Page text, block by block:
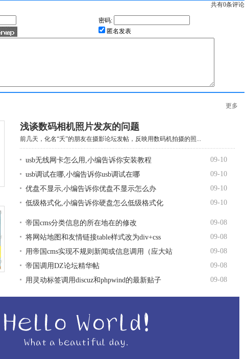
共有0条评论
密码:
匿名发表
更多
浅谈数码相机照片发灰的问题
前几天，化名“夭”的朋友在摄影论坛发帖，反映用数码机拍摄的照...
usb无线网卡怎么用,小编告诉你安装教程
09-10
usb调试在哪,小编告诉你usb调试在哪
09-10
优盘不显示,小编告诉你优盘不显示怎么办
09-10
低级格式化,小编告诉你硬盘怎么低级格式化
09-10
帝国cms分类信息的所在地在的修改
09-08
将网站地图和友情链接table样式改为div+css
09-08
用帝国cms实现不规则新闻或信息调用（应大站
09-08
帝国调用DZ论坛精华帖
09-08
用灵动标签调用discuz和phpwind的最新贴子
09-08